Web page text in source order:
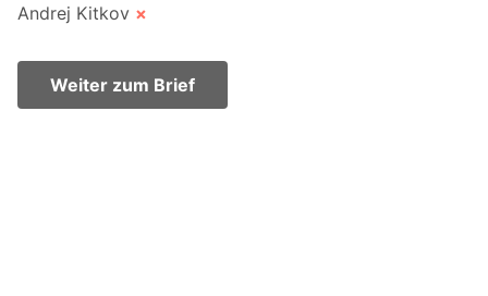
Andrej Kitkov ×
Weiter zum Brief